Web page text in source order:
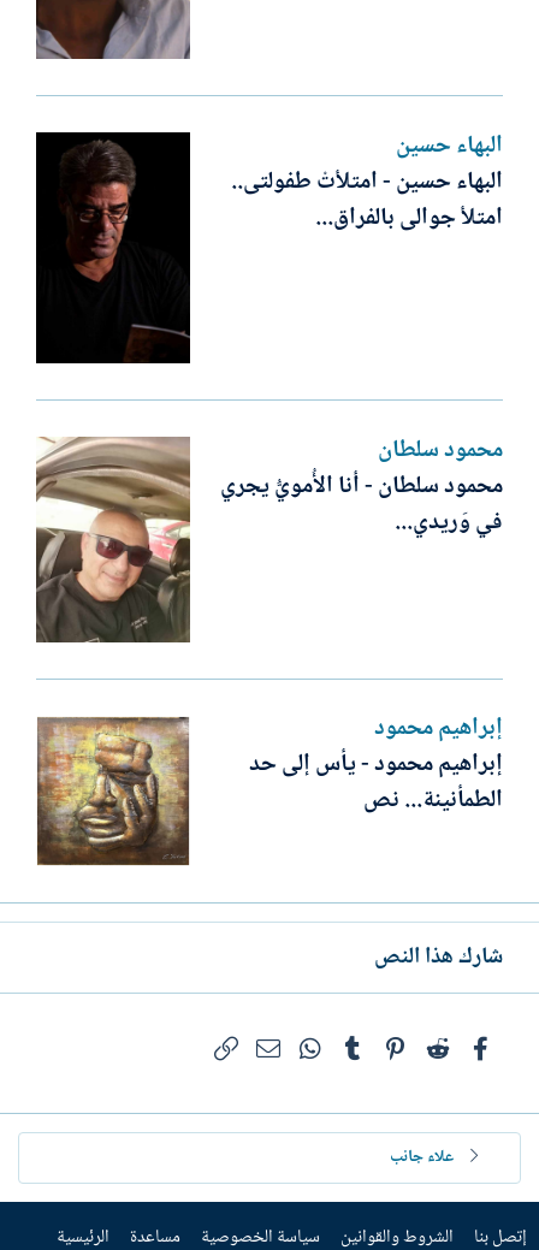
البهاء حسين
البهاء حسين - امتلأتْ طفولتى..
امتلأ جوالى بالفراق...
محمود سلطان
محمود سلطان - أنا الأُمويُّ يجري
في وَريدي...
إبراهيم محمود
إبراهيم محمود - يأس إلى حد
الطمأنينة... نص
شارك هذا النص
فيسبوكReddit
Pinterest
Tumblr
WhatsAppالبريد الإلكتروني
علاء جانب
إتصل بنا الشروط والقوانين سياسة الخصوصية مساعدة الرئيسية